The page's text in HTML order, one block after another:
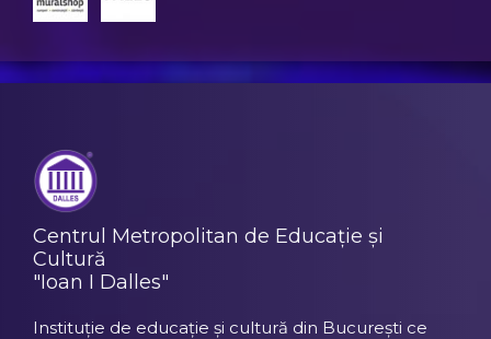
Centrul Metropolitan de Educație și
Cultură
"Ioan I Dalles"
Instituție de educație și cultură din București ce